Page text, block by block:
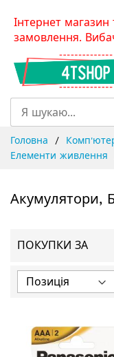
SkipІнтернет
замовлення.
Головна
Елементи живлення
Акумулятори,
ПОКУПКИ ЗА